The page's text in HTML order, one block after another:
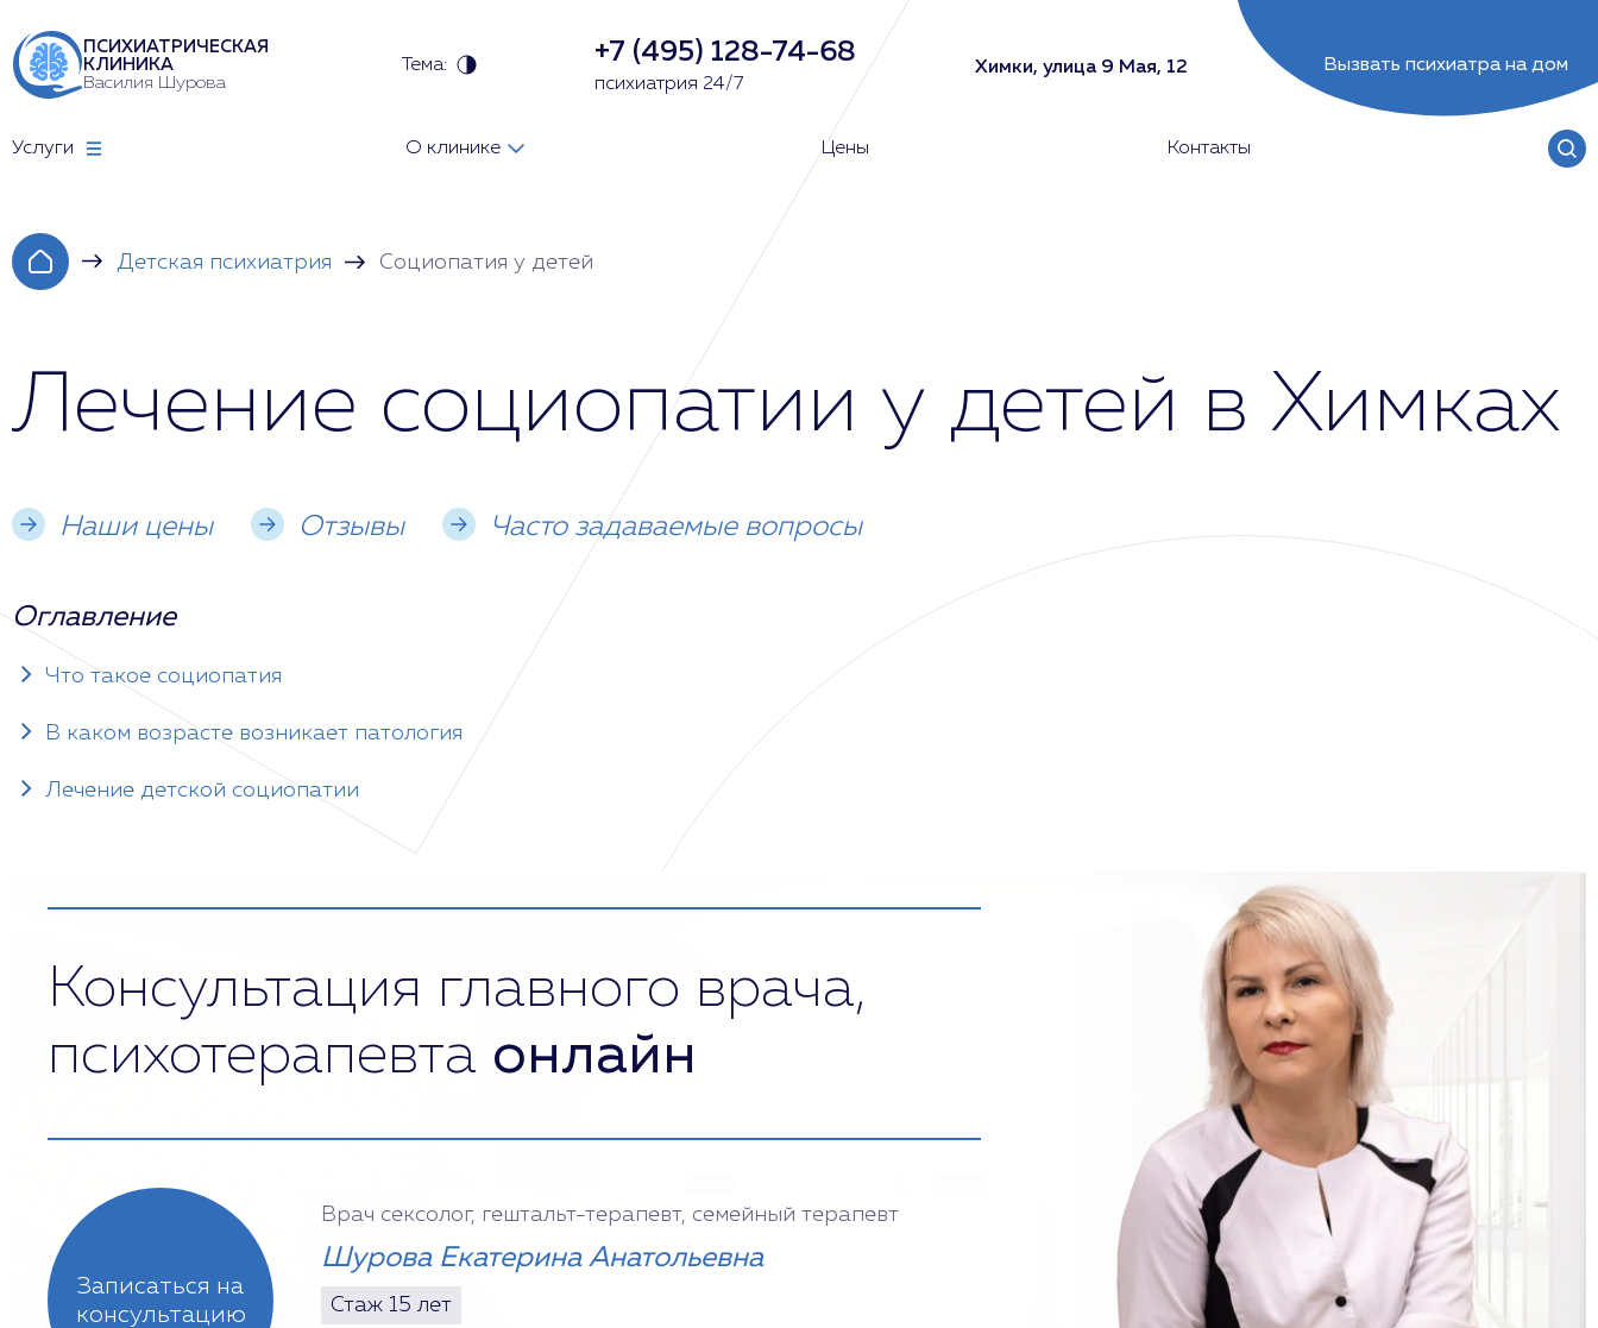
ПСИХИАТРИЧЕСКАЯ
КЛИНИКА
Василия Шурова
Тема: +7 (495) 128-74-68
психиатрия 24/7
Химки, улица 9 Мая, 12 Вызвать психиатра на дом
Услуги О клинике Цены Контакты
Детская психиатрия Социопатия у детей
Лечение социопатии у детей в Химках
Наши цены Отзывы Часто задаваемые вопросы
Оглавление
Что такое социопатия
В каком возрасте возникает патология
Лечение детской социопатии
Консультация главного врача,
психотерапевта онлайн
Записаться на
консультацию
Врач сексолог, гештальт-терапевт, семейный терапевт
Шурова Екатерина Анатольевна
Стаж 15 лет